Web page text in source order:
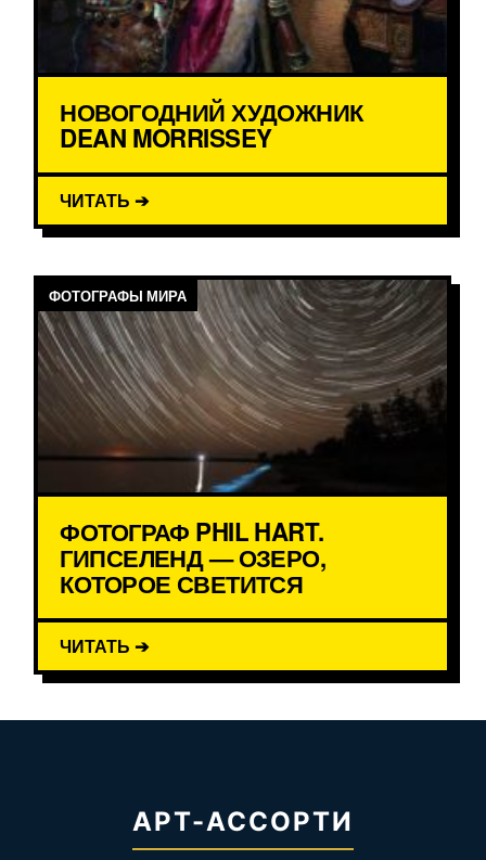
НОВОГОДНИЙ ХУДОЖНИК
DEAN MORRISSEY
ЧИТАТЬ ➔
ФОТОГРАФЫ МИРА
ФОТОГРАФ PHIL HART.
ГИПСЕЛЕНД — ОЗЕРО,
КОТОРОЕ СВЕТИТСЯ
ЧИТАТЬ ➔
АРТ-АССОРТИ